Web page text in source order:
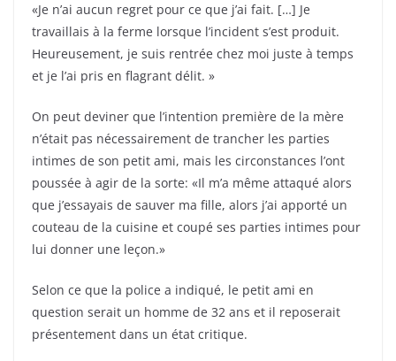
«Je n’ai aucun regret pour ce que j’ai fait. […] Je
travaillais à la ferme lorsque l’incident s’est produit.
Heureusement, je suis rentrée chez moi juste à temps
et je l’ai pris en flagrant délit. »
On peut deviner que l’intention première de la mère
n’était pas nécessairement de trancher les parties
intimes de son petit ami, mais les circonstances l’ont
poussée à agir de la sorte: «Il m’a même attaqué alors
que j’essayais de sauver ma fille, alors j’ai apporté un
couteau de la cuisine et coupé ses parties intimes pour
lui donner une leçon.»
Selon ce que la police a indiqué, le petit ami en
question serait un homme de 32 ans et il reposerait
présentement dans un état critique.